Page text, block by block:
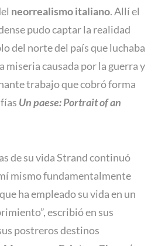
neorrealismo italiano. Allí el
pudo captar la realidad
del norte del país que luchaba
miseria causada por la guerra y
trabajo que cobró forma
Un paese: Portrait of an
de su vida Strand continuó
mismo fundamentalmente
ha empleado su vida en un
escribió en sus
postreros destinos